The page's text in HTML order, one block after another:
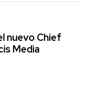
nuevo Chief
Media